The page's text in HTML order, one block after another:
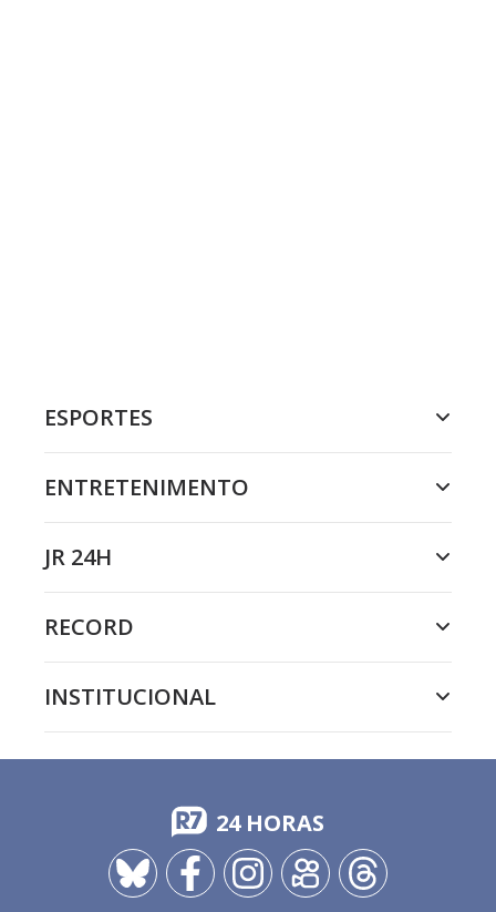
ESPORTES
ENTRETENIMENTO
JR 24H
RECORD
INSTITUCIONAL
24 HORAS